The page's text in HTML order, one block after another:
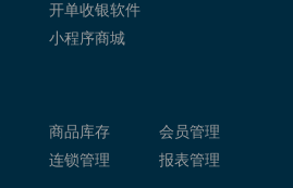
开单收银软件
小程序商城
商品库存
会员管理
连锁管理 报表管理